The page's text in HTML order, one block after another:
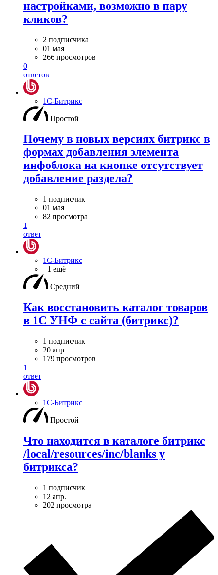
настройками, возможно в пару
кликов?
2 подписчика
01 мая
266 просмотров
0
ответов
1С-Битрикс
Простой
Почему в новых версиях битрикс в
формах добавления элемента
инфоблока на кнопке отсутствует
добавление раздела?
1 подписчик
01 мая
82 просмотра
1
ответ
1С-Битрикс
+1 ещё
Средний
Как восстановить каталог товаров
в 1С УНФ с сайта (битрикс)?
1 подписчик
20 апр.
179 просмотров
1
ответ
1С-Битрикс
Простой
Что находится в каталоге битрикс
/local/resources/inc/blanks у
битрикса?
1 подписчик
12 апр.
202 просмотра